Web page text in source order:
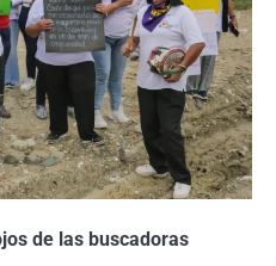
de las buscadoras